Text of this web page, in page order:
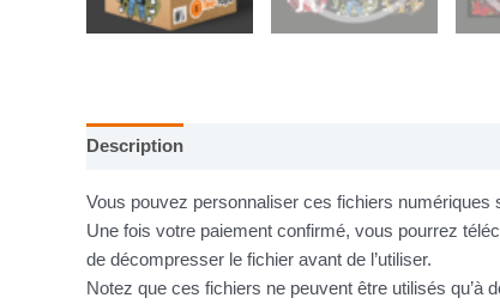
Description
Vous pouvez personnaliser ces fichiers numériques
Une fois votre paiement confirmé, vous pourrez
de décompresser le fichier avant de l’utiliser.
Notez que ces fichiers ne peuvent être utilisés